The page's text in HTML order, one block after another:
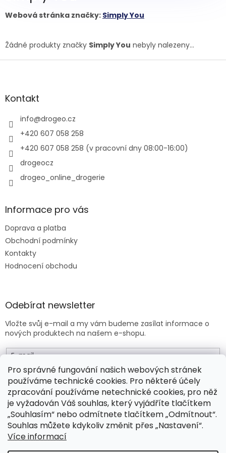
Pro správné fungování našich webových stránek
používáme technické cookies. Pro některé účely
zpracování používáme netechnické cookies, pro něž
je vyžadován Váš souhlas, který vyjádříte tlačítkem
„Souhlasím“ nebo odmítnete tlačítkem „Odmítnout“.
Souhlas můžete kdykoliv změnit přes „Nastavení“.
Více informací
Webová stránka značky: Simply You
Žádné produkty značky Simply You nebyly nalezeny...
Z
aKontakt
info@drogeo.cz
+420 607 058 258
+420 607 058 258 (v pracovní dny 08:00-16:00)
drogeocz
drogeo_online_drogerie
Informace pro vás
Doprava a platba
Obchodní podmínky
Kontakty
Hodnocení obchodu
Odebírat newsletter
Vložte svůj e-mail a my vám budeme zasílat informace o
nových produktech na našem e-shopu.
E-mail
Vložením e-mailu souhlasíte sobchodními podmínkami .
PŘIHLÁSIT SE